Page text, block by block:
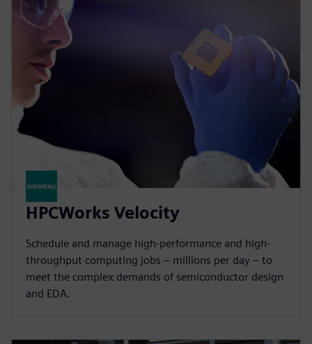
HPCWorks Velocity
Schedule and manage high-performance and high-
throughput computing jobs – millions per day – to
meet the complex demands of semiconductor design
and EDA.